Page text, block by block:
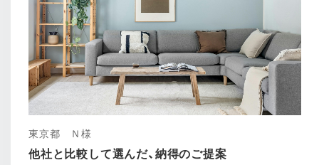
東京都 Ｎ様
他社と比較して選んだ、納得のご提案